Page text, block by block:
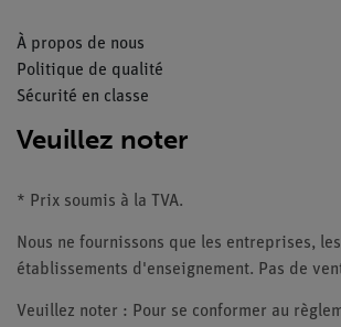
À propos de nous
Politique de qualité
Sécurité en classe
Veuillez noter
* Prix soumis à la TVA.
Nous ne fournissons que les entreprises,
établissements d'enseignement. Pas de
Veuillez noter : Pour se conformer au